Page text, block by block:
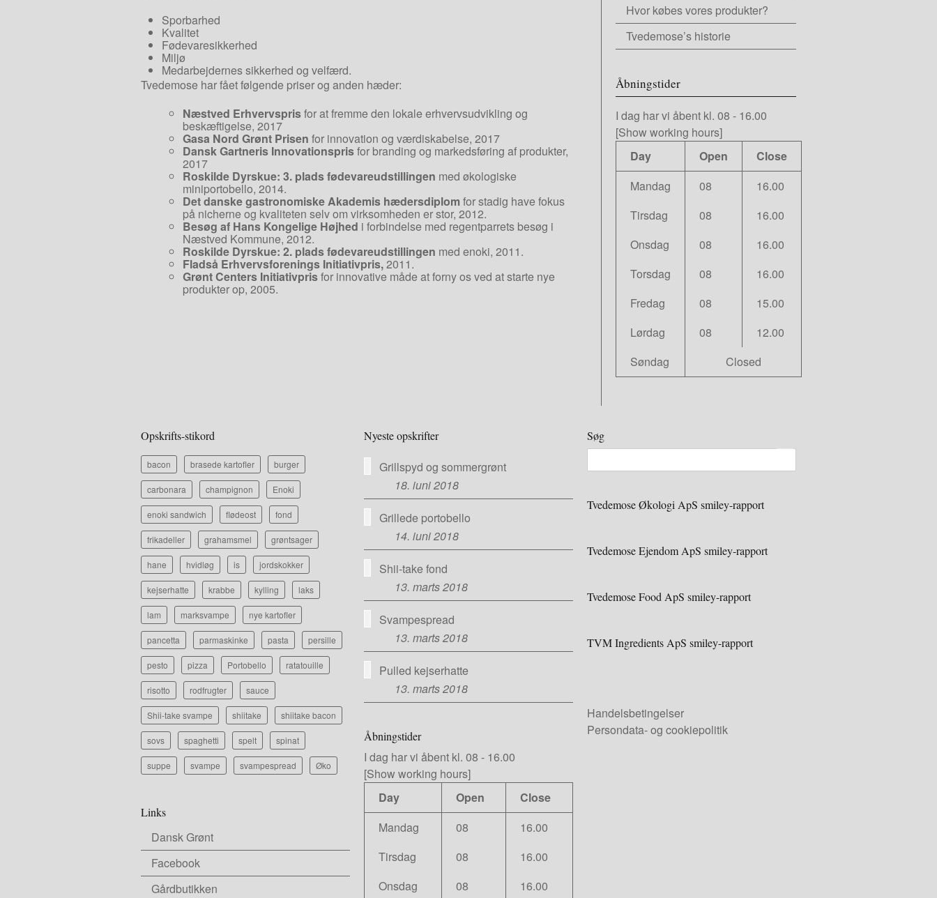
Sporbarhed
Kvalitet
Fødevaresikkerhed
Miljø
Medarbejdernes sikkerhed og velfærd.
Tvedemose har fået følgende priser og anden hæder:
Næstved Erhvervsprisfor at fremme den lokale erhvervsudvikling og
beskæftigelse, 2017
Gasa Nord Grønt Prisen for innovation og værdiskabelse, 2017
Dansk Gartneris Innovationsprisfor branding og markedsføring af produkter,
2017
Roskilde Dyrskue: 3. plads fødevareudstillingen med økologiske
miniportobello, 2014.
Det danske gastronomiske Akademis hædersdiplom for stadig have fokus
på nicherne og kvaliteten selv om virksomheden er stor, 2012.
Besøg af Hans Kongelige Højhed i forbindelse med regentparrets besøg i
Næstved Kommune, 2012.
Roskilde Dyrskue: 2. plads fødevareudstillingen med enoki, 2011.
Fladså Erhvervsforenings Initiativpris,2011.
Grønt Centers Initiativprisfor innovative måde at forny os ved at starte nye
produkter op, 2005.
Hvor købes vores produkter?
Tvedemose’s historie
Åbningstider
I dag har vi åbent kl. 08 - 16.00
[Show working hours]
Day
Open
Close
Mandag
08
16.00
Tirsdag
08
16.00
Onsdag
08
16.00
Torsdag
08
16.00
Fredag
08
15.00
Lørdag
08
12.00
Søndag
Closed
Opskrifts-stikord
bacon brasede kartofler burger
carbonara champignon Enoki
enoki sandwich flødeost fond
frikadeller grahamsmel grøntsager
hane hvidløg is jordskokker
kejserhatte krabbe kylling laks
lam marksvampe nye kartofler
pancetta parmaskinke pasta persille
pesto pizza Portobello ratatouille
risotto rodfrugter sauce
Shii-take svampe shiitake shiitake bacon
sovs spaghetti spelt spinat
suppe svampe svampespread Øko
Links
Dansk Grønt
Facebook
Gårdbutikken
Nyeste opskrifter
Grillspyd og sommergrønt
18. juni 2018
Grillede portobello
14. juni 2018
Shii-take fond
13. marts 2018
Svampespread
13. marts 2018
Pulled kejserhatte
13. marts 2018
Åbningstider
I dag har vi åbent kl. 08 - 16.00
[Show working hours]
Day
Open
Close
Mandag
08
16.00
Tirsdag
08
16.00
Onsdag
08 16.00
Søg
Tvedemose Økologi ApS smiley-rapport
Tvedemose Ejendom ApS smiley-rapport
Tvedemose Food ApS smiley-rapport
TVM Ingredients ApS smiley-rapport
Handelsbetingelser
Persondata- og cookiepolitik